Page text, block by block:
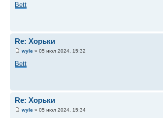
Bett
Re: Хорьки
wyle » 05 июл 2024, 15:32
Bett
Re: Хорьки
wyle » 05 июл 2024, 15:34